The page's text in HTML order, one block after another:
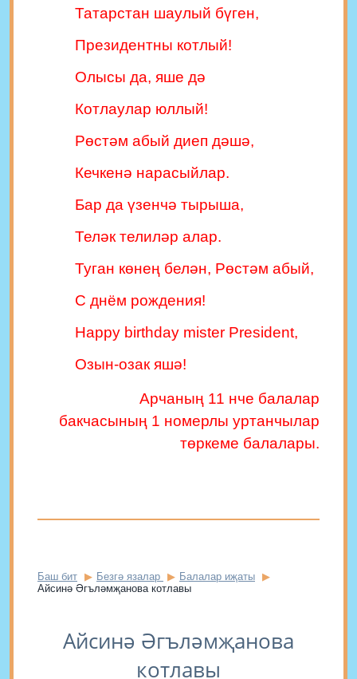
Татарстан шаулый бүген,
Президентны котлый!
Олысы да, яше дә
Котлаулар юллый!
Рөстәм абый диеп дәшә,
Кечкенә нарасыйлар.
Бар да үзенчә тырыша,
Теләк телиләр алар.
Туган көнең белән, Рөстәм абый,
С днём рождения!
Happy birthday mister President,
Озын-озак яшә!
Арчаның 11 нче балалар
бакчасының 1 номерлы уртанчылар
төркеме балалары.
Баш бит Безгә язалар
Балалар иҗаты
Айсинә Әгъләмҗанова котлавы
Айсинә Әгъләмҗанова
котлавы